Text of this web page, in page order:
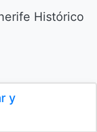
Histórico
y